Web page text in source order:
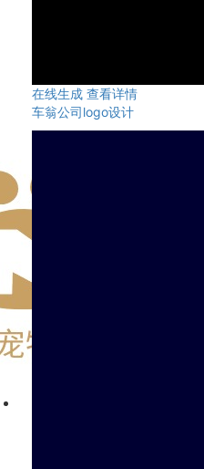
在线生成 查看详情
车翁公司logo设计